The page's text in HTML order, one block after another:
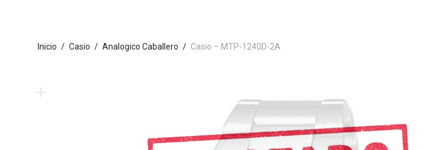
Inicio / Casio / Analogico Caballero / Casio – MTP-1240D-2A